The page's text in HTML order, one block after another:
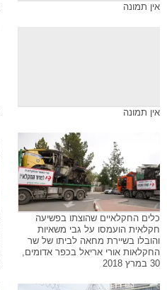
אין תמונה
אין תמונה
כלים החקלאיים שהוצתו בפשיעה
חקלאית הועמסו על גבי משאיות
והובלו בשיירת מחאה לביתו של שר
החקלאות אורי אריאל בכפר אדומים,
30 במרץ 2018